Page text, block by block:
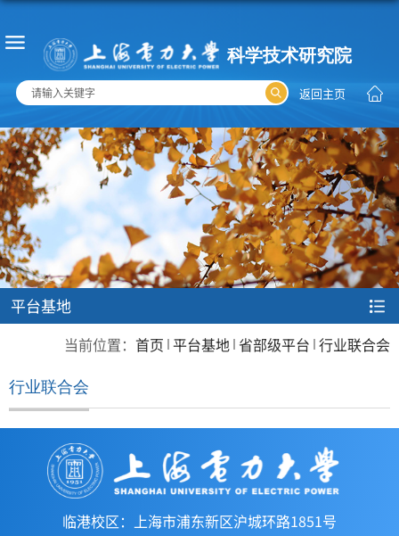
返回主页
平台基地
当前位置： 首页 平台基地 省部级平台 行业联合会
行业联合会
临港校区：上海市浦东新区沪城环路1851号